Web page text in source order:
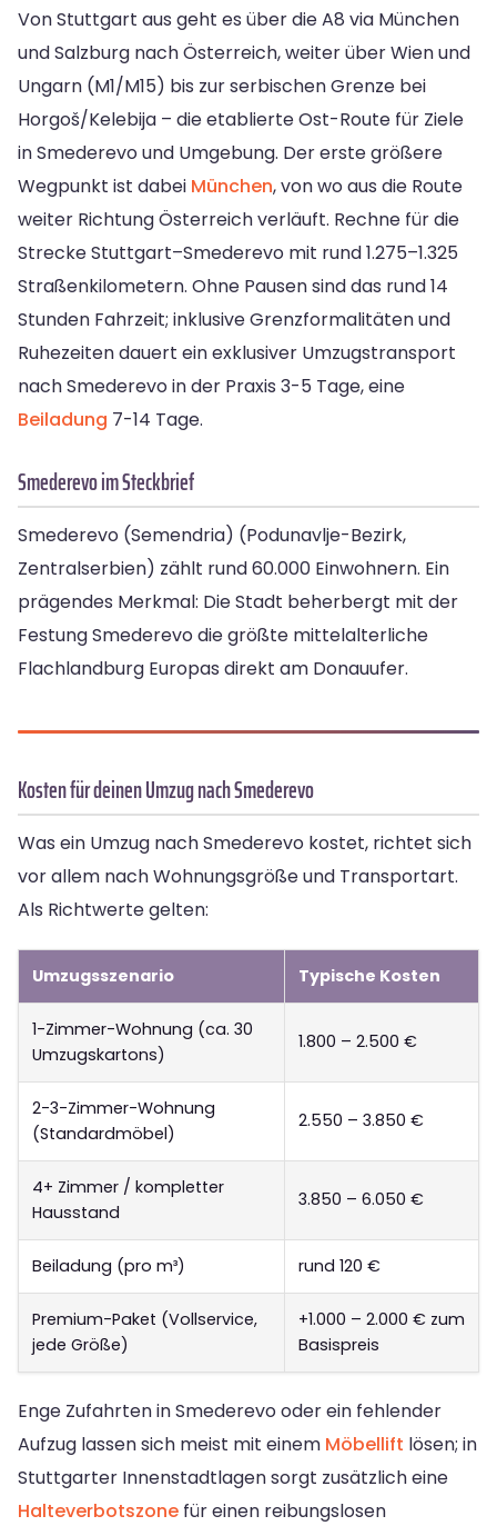
Von Stuttgart aus geht es über die A8 via München
und Salzburg nach Österreich, weiter über Wien und
Ungarn (M1/M15) bis zur serbischen Grenze bei
Horgoš/Kelebija – die etablierte Ost-Route für Ziele
in Smederevo und Umgebung. Der erste größere
Wegpunkt ist dabei München, von wo aus die Route
weiter Richtung Österreich verläuft. Rechne für die
Strecke Stuttgart–Smederevo mit rund 1.275–1.325
Straßenkilometern. Ohne Pausen sind das rund 14
Stunden Fahrzeit; inklusive Grenzformalitäten und
Ruhezeiten dauert ein exklusiver Umzugstransport
nach Smederevo in der Praxis 3-5 Tage, eine
Beiladung 7-14 Tage.
Smederevo im Steckbrief
Smederevo (Semendria) (Podunavlje-Bezirk,
Zentralserbien) zählt rund 60.000 Einwohnern. Ein
prägendes Merkmal: Die Stadt beherbergt mit der
Festung Smederevo die größte mittelalterliche
Flachlandburg Europas direkt am Donauufer.
Kosten für deinen Umzug nach Smederevo
Was ein Umzug nach Smederevo kostet, richtet sich
vor allem nach Wohnungsgröße und Transportart.
Als Richtwerte gelten:
Umzugsszenario Typische Kosten
1-Zimmer-Wohnung (ca. 30
Umzugskartons)
1.800 – 2.500 €
2-3-Zimmer-Wohnung
(Standardmöbel)
2.550 – 3.850 €
4+ Zimmer / kompletter
Hausstand
3.850 – 6.050 €
Beiladung (pro m³) rund 120 €
Premium-Paket (Vollservice,
jede Größe)
+1.000 – 2.000 € zum
Basispreis
Enge Zufahrten in Smederevo oder ein fehlender
Aufzug lassen sich meist mit einem Möbellift lösen; in
Stuttgarter Innenstadtlagen sorgt zusätzlich eine
Halteverbotszone für einen reibungslosen